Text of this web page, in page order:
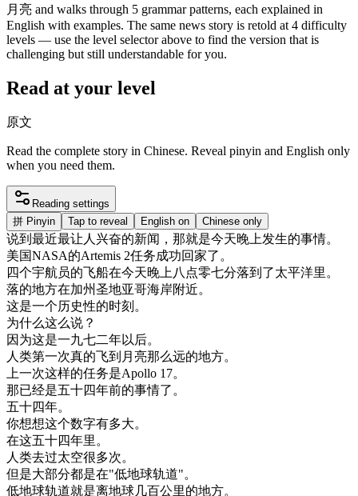
月亮 and walks through 5 grammar patterns, each explained in
English with examples. The same news story is retold at 4 difficulty
levels — use the level selector above to find the version that is
challenging but still understandable for you.
Read at your level
原文
Read the complete story in Chinese. Reveal pinyin and English only
when you need them.
Reading settings
拼 Pinyin Tap to reveal English on Chinese only
说到 最近最让人兴奋的新闻 ， 那就是今天晚上发生的事情。
美国NASA的Artemis 2任务成功回家了。
四个宇航员的飞船在今天晚上八 点零七分落到 了太平洋里。
落的地方在加州圣地亚哥海岸附近。
这是一个历史性的时刻 。
为什么这么说 ？
因为这是一九七二年以后。
人类第一次真的飞到 月亮那么远的地方。
上一次这样的任务是Apollo 17。
那已经是五十四年前的事情了。
五十四年。
你想想这个数字有多大。
在这五十四年里。
人类去过太空很多次。
但是大部分都是在"低地球轨道"。
低地球轨道就是离地球几百公里的地方。